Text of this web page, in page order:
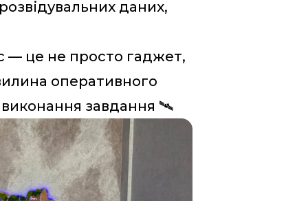
даних,
— це не просто гаджет,
оперативного
виконання завдання 🛰️